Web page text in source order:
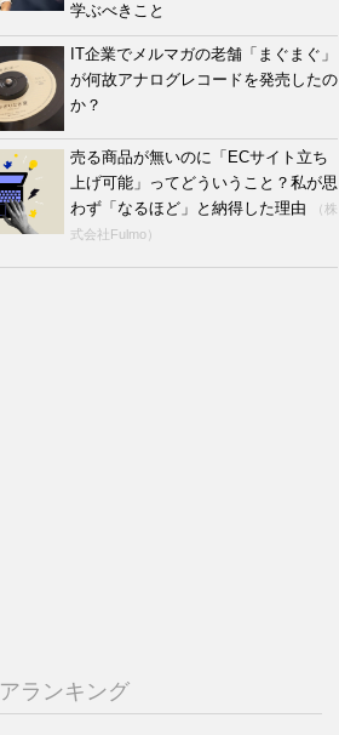
学ぶべきこと
IT企業でメルマガの老舗「まぐまぐ」
が何故アナログレコードを発売したの
か？
売る商品が無いのに「ECサイト立ち
上げ可能」ってどういうこと？私が思
わず「なるほど」と納得した理由
（株
式会社Fulmo）
ランキング